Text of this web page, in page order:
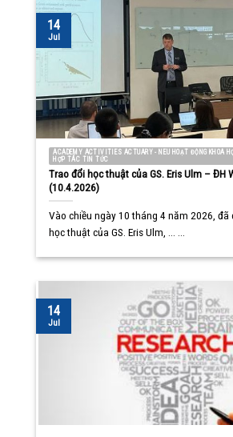
ACADEMY ACTIVITIES ACTUARY - NEU HOẠT ĐỘNG KHOA
HỢP TÁC TIN TỨC
Trao đổi học thuật của GS. Eris Ulm – ĐH
(10.4.2026)
Vào chiều ngày 10 tháng 4 năm 2026,
học thuật của GS. Eris Ulm, ... ...
14
Jul
14
Jul